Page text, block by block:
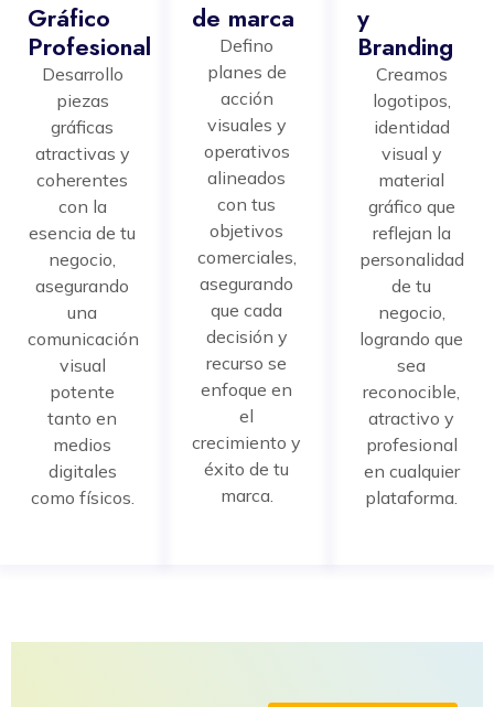
Gráfico
Profesional
Desarrollo
piezas
gráficas
atractivas y
coherentes
con la
esencia de tu
negocio,
asegurando
una
comunicación
visual
potente
tanto en
medios
digitales
como físicos.
de marca
Defino
planes de
acción
visuales y
operativos
alineados
con tus
objetivos
comerciales,
asegurando
que cada
decisión y
recurso se
enfoque en
el
crecimiento y
éxito de tu
marca.
y
Branding
Creamos
logotipos,
identidad
visual y
material
gráfico que
reflejan la
personalidad
de tu
negocio,
logrando que
sea
reconocible,
atractivo y
profesional
en cualquier
plataforma.